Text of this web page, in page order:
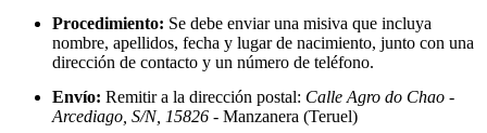
Procedimiento: Se debe enviar una misiva que incluya
nombre, apellidos, fecha y lugar de nacimiento, junto con una
dirección de contacto y un número de teléfono.
Envío: Remitir a la dirección postal: Calle Agro do Chao -
Arcediago, S/N, 15826 - Manzanera (Teruel)